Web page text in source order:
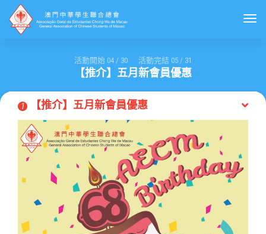
活動開始 04 / 30 活動完結 05 / 31
【推介】五月新會員優惠
1 【推介】五月新會員優惠